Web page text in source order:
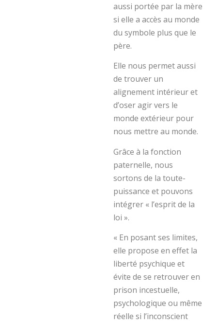
aussi portée par la mère
si elle a accès au monde
du symbole plus que le
père.
Elle nous permet aussi
de trouver un
alignement intérieur et
d’oser agir vers le
monde extérieur pour
nous mettre au monde.
Grâce à la fonction
paternelle, nous
sortons de la toute-
puissance et pouvons
intégrer « l’esprit de la
loi ».
« En posant ses limites,
elle propose en effet la
liberté psychique et
évite de se retrouver en
prison incestuelle,
psychologique ou même
réelle si l’inconscient